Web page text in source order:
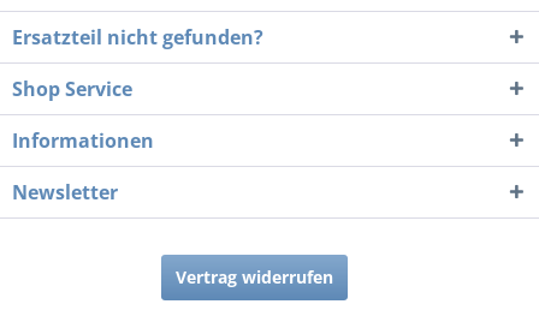
Ersatzteil nicht gefunden?
Shop Service
Informationen
Newsletter
Vertrag widerrufen